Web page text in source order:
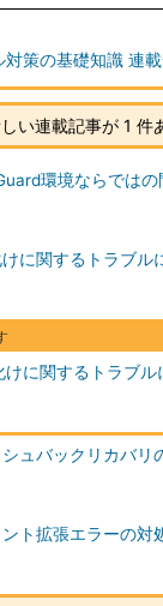
策の基礎知識 連
い連載記事が 1 件
環境ならでは
に関するトラブル
けに関するトラブル
ュバックリカバリ
ト拡張エラーの対